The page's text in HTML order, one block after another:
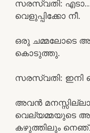
സരസ്വതി:
വെളുപ്പിക്കോ നീ.
ഒരു ചമ്മലോടെ
കൊടുത്തു.
സരസ്വതി: ഇനി
അവൻ
വെല്യമ്മയുടെ
കഴുത്തിലും